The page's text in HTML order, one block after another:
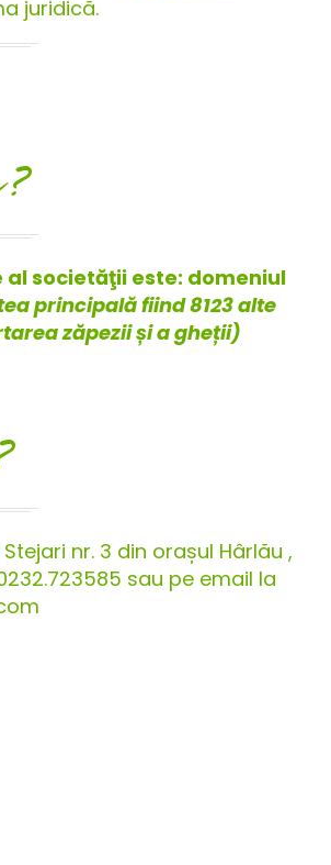
juridică.
societăţii este: domeniul
principală fiind 8123 alte
zăpezii și a gheții)
Stejari nr. 3 din orașul Hârlău ,
sau pe email la